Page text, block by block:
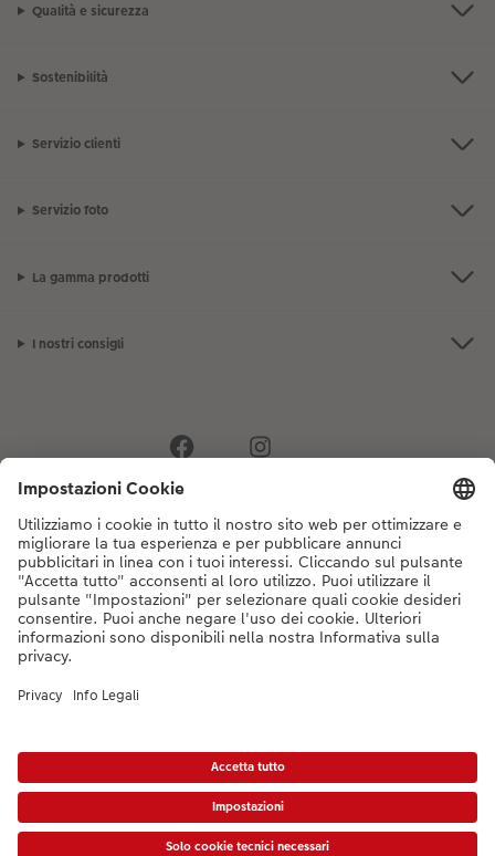
Qualità e sicurezza
Sostenibilità
Servizio clienti
Servizio foto
La gamma prodotti
I nostri consigli
Se hai domande sui prodotti o sull'ordine, non esitare a contattarci dal
lunedì alla domenica dalle 9:00 alle 20:00 (esclusi i giorni festivi) al
numero di telefono044 499 10 35 dal lunedì alla domenica, dalle 9:00 alle
20:00 (festività escluse)
DE|FR|IT
|Termini e condizioni|Privacy|Info legali